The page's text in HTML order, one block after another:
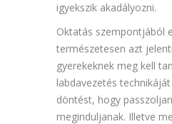
igyekszik akadályozni.
Oktatás szempontjából
természetesen azt
gyerekeknek meg kell
labdavezetés
döntést, hogy
meginduljanak. Illetve